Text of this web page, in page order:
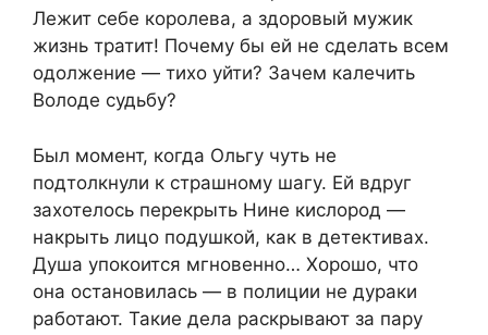
Лежит себе королева, а здоровый мужик
жизнь тратит! Почему бы ей не сделать всем
одолжение — тихо уйти? Зачем калечить
Володе судьбу?
Был момент, когда Ольгу чуть не
подтолкнули к страшному шагу. Ей вдруг
захотелось перекрыть Нине кислород —
накрыть лицо подушкой, как в детективах.
Душа упокоится мгновенно… Хорошо, что
она остановилась — в полиции не дураки
работают. Такие дела раскрывают за пару